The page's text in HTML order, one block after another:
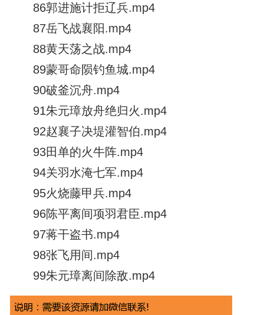
86郭进施计拒辽兵.mp4
87岳飞战襄阳.mp4
88黄天荡之战.mp4
89蒙哥命陨钓鱼城.mp4
90破釜沉舟.mp4
91朱元璋放舟绝归火.mp4
92赵襄子决堤灌智伯.mp4
93田单的火牛阵.mp4
94关羽水淹七军.mp4
95火烧藤甲兵.mp4
96陈平离间项羽君臣.mp4
97蒋干盗书.mp4
98张飞用间.mp4
99朱元璋离间除敌.mp4